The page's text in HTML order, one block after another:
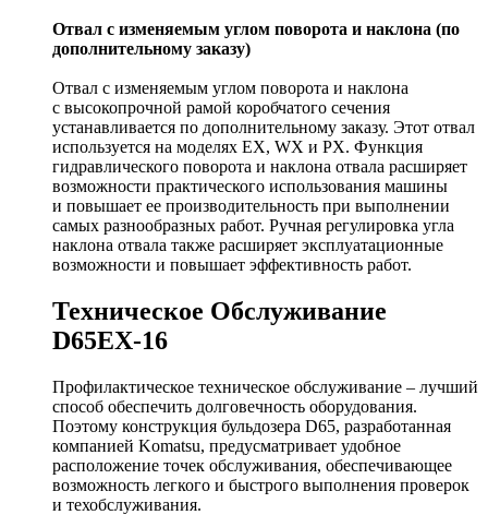
Отвал с изменяемым углом поворота и наклона (по
дополнительному заказу)
Отвал с изменяемым углом поворота и наклона
с высокопрочной рамой коробчатого сечения
устанавливается по дополнительному заказу. Этот отвал
используется на моделях EX, WX и PX. Функция
гидравлического поворота и наклона отвала расширяет
возможности практического использования машины
и повышает ее производительность при выполнении
самых разнообразных работ. Ручная регулировка угла
наклона отвала также расширяет эксплуатационные
возможности и повышает эффективность работ.
Техническое Обслуживание
D65EX-16
Профилактическое техническое обслуживание – лучший
способ обеспечить долговечность оборудования.
Поэтому конструкция бульдозера D65, разработанная
компанией Komatsu, предусматривает удобное
расположение точек обслуживания, обеспечивающее
возможность легкого и быстрого выполнения проверок
и техобслуживания.